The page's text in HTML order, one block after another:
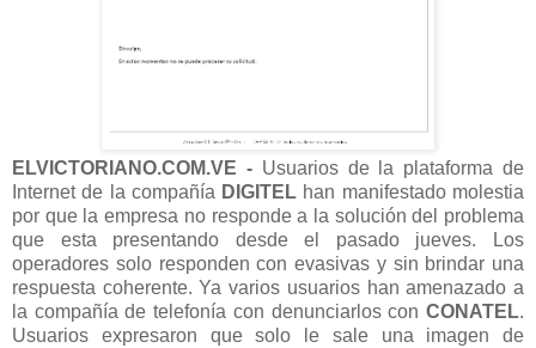
ELVICTORIANO.COM.VE - Usuarios de la plataforma de
Internet de la compañía DIGITEL han manifestado molestia
por que la empresa no responde a la solución del problema
que esta presentando desde el pasado jueves. Los
operadores solo responden con evasivas y sin brindar una
respuesta coherente. Ya varios usuarios han amenazado a
la compañía de telefonía con denunciarlos con CONATEL.
Usuarios expresaron que solo le sale una imagen de